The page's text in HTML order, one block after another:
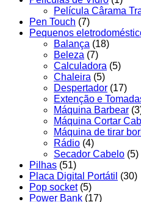
Película Cârama
Pen Touch (7)
Pequenos
Balança (18)
Beleza (7)
Calculadora (5)
Chaleira (5)
Despertador (17)
Extenção e
Máquina Barbear
Máquina Cortar
Máquina de tirar
Rádio (4)
Secador Cabelo (5)
Pilhas (51)
Placa Digital Portátil (30)
Pop socket (5)
Power Bank (17)